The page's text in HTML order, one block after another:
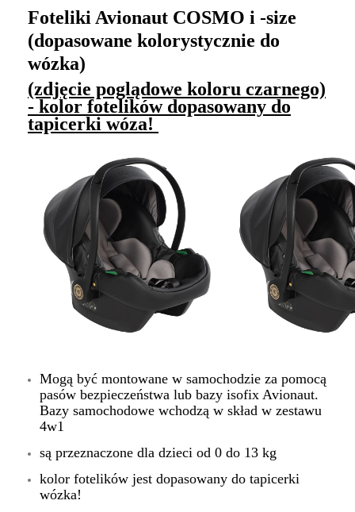
Foteliki Avionaut COSMO i -size
(dopasowane kolorystycznie do
wózka)
(zdjęcie poglądowe koloru czarnego)
- kolor fotelików dopasowany do
tapicerki wóza!
Mogą być montowane w samochodzie za pomocą
pasów bezpieczeństwa lub bazy isofix Avionaut.
Bazy samochodowe wchodzą w skład w zestawu
4w1
są przeznaczone dla dzieci od 0 do 13 kg
kolor fotelików jest dopasowany do tapicerki
wózka!